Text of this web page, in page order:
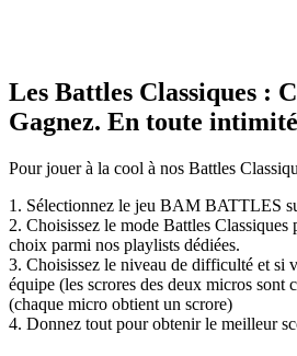
Les Battles Classiques :
Gagnez. En toute
Pour jouer à la cool à nos Battles
1. Sélectionnez le jeu BAM BATTLES
2. Choisissez le mode Battles Classiques
choix parmi nos playlists dédiées.
3. Choisissez le niveau de difficulté et si
équipe (les scrores des deux micros sont
(chaque micro obtient un scrore)
4. Donnez tout pour obtenir le meilleur